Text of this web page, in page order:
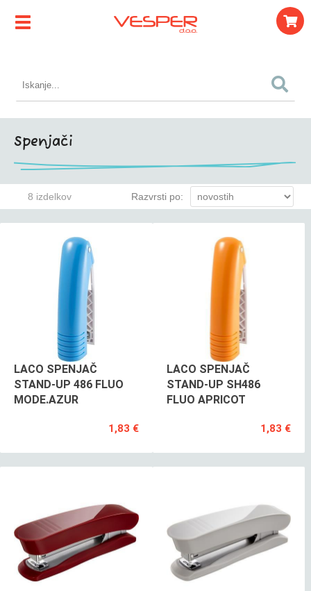
Spenjači
8 izdelkov Razvrsti po:
LACO SPENJAČ
STAND-UP 486 FLUO
MODE.AZUR
1,83 €
LACO SPENJAČ
STAND-UP SH486
FLUO APRICOT
1,83 €